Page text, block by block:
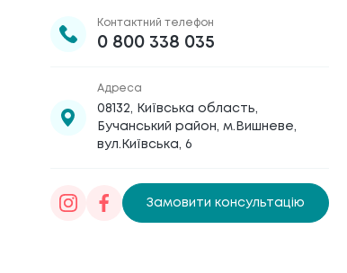
Контактний телефон
0 800 338 035
Адреса
08132, Київська область,
Бучанський район, м.Вишневе,
вул.Київська, 6
Замовити консультацію